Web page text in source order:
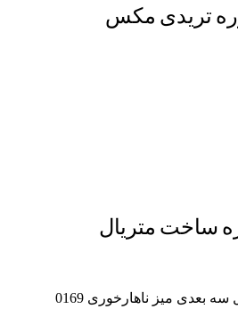
تریدی مکس
ساخت متریال
بعدی میز ناهارخوری 0169